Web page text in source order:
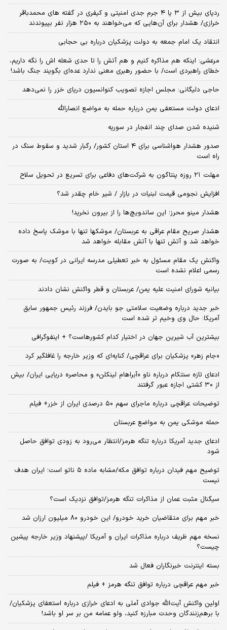
ردپای بیش از ۳ یا ۴ جرم جدی امنیتی و کیفری در گفته های محمدباقر
خرازی/ هشدار برای آن‌هایی که می‌خواهند به ۲۵۰ هزار نفر بپیوندند
انتقاد یک امام جمعه به دولت پزشکیان درباره بی حجابی
مرعشی: اینکه هم مذاکره کنیم و هم آتش را تا حدی شعله اش را نگه داریم،
خطای راهبردی است/ با حضور رهبری معنی ندارد عده‌ای بگویند جنگ باشد!
حاجی دلیگانی: مجلس اجازه تصویب کنوانسیون دریای خزر را نمی‌دهد
ادعای دولت مستعفی یمن درباره حمله به مواضع انصارالله
شنیده شدن صدای چند انفجار در سوریه
صدور هشدار هواشناسی برای ۴ استان کشور/ رگبار شدید و سقوط سنگ در
راه است
مهلت ۲۱ روزه پنتاگون به شرکت‌های دفاعی برای تسریع در تحویل سلاح
افزایش نجومی قیمت لبنیات در بازار / شیر خام چقدر شد؟
هشدار مینو محرز؛ این ساندویچ‌ها را از بیرون نخرید!
هشدار صریح مقام عراقی به عربستان/ موشکها تنها با موشک پاسخ داده
خواهد شد و آتش تنها با آتش مقابله خواهد شد
واکنش یک مقام مسئول به خبر تعطیلی مدرسه ایرانی در کویت/ به صورت
رسمی اعلام نشده است
بیانیه شورای امنیت علیه یمن/ عربستان و قطر واکنش نشان دادند
خبر جدید درباره وضعیت سلامتی جو بایدن/ فرزند رئیس جمهور سابق
آمریکا: حال وی وخیم تر شده است
بیشترین آب شیرین جهان در اختیار کدام کشورهاست؟ + اینفوگرافی
«جام زهر» پزشکیان برای عراقچی/ کنایه‌ای که وزیر خارجه را غافلگیر کرد
ادعای تازه سنتکام درباره ناو «آبراهام لینکلن» و محاصره دریایی ایران/ بیش
از ۳۰ کشتی اجازه عبور گرفتند
توضیحات عراقچی درباره ماجرای سهم ۵۰ درصدی ایران از خزر+ فیلم
حمله موشکی یمن به مواضع عربستان
ادعای جدید آمریکا درباره تنگه هرمز/انتظار می‌رود به زودی توافق حاصل
شود
توضیح مهم فیدان درباره توافق مکه/مشابه ماده ۵ ناتو است؛ ایران هدف
نیست
سیگنال‌ مثبت عمان از مذاکرات تنگه هرمز/توافق نزدیک است؟
خبر مهم برای متقاضیان خرید خودرو/ این خودرو ۸۰ میلیون ارزان شد
نسخه‌ مهم ظریف درباره مذاکرات ایران و آمریکا /پیشنهاد وزیر خارجه پیشین
چیست؟
بسته اینترنت خبرنگاران فعال شد
خبر مهم عراقچی درباره توافق تنگه هرمز + فیلم
اولین واکنش آیت‌الله جوادی آملی به ادعای خرازی درباره استعفای پزشکیان/
با برهم‌زنندگان وحدت مبارزه کنید، ولو عمامه من بر سر او باشد!